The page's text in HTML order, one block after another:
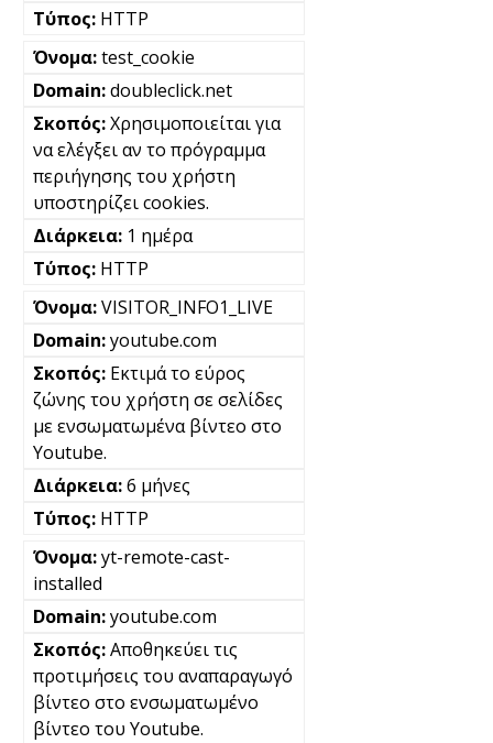
HTTP
test_cookie
doubleclick.net
Χρησιμοποιείται για
να ελέγξει αν το πρόγραμμα
περιήγησης του χρήστη
υποστηρίζει cookies.
1 ημέρα
HTTP
VISITOR_INFO1_LIVE
youtube.com
Εκτιμά το εύρος
ζώνης του χρήστη σε σελίδες
με ενσωματωμένα βίντεο στο
Youtube.
6 μήνες
HTTP
yt-remote-cast-
installed
youtube.com
Αποθηκεύει τις
προτιμήσεις του αναπαραγωγό
βίντεο στο ενσωματωμένο
βίντεο του Youtube.